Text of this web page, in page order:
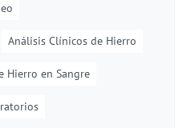
Análisis Clínicos de Hierro
Hierro en Sangre